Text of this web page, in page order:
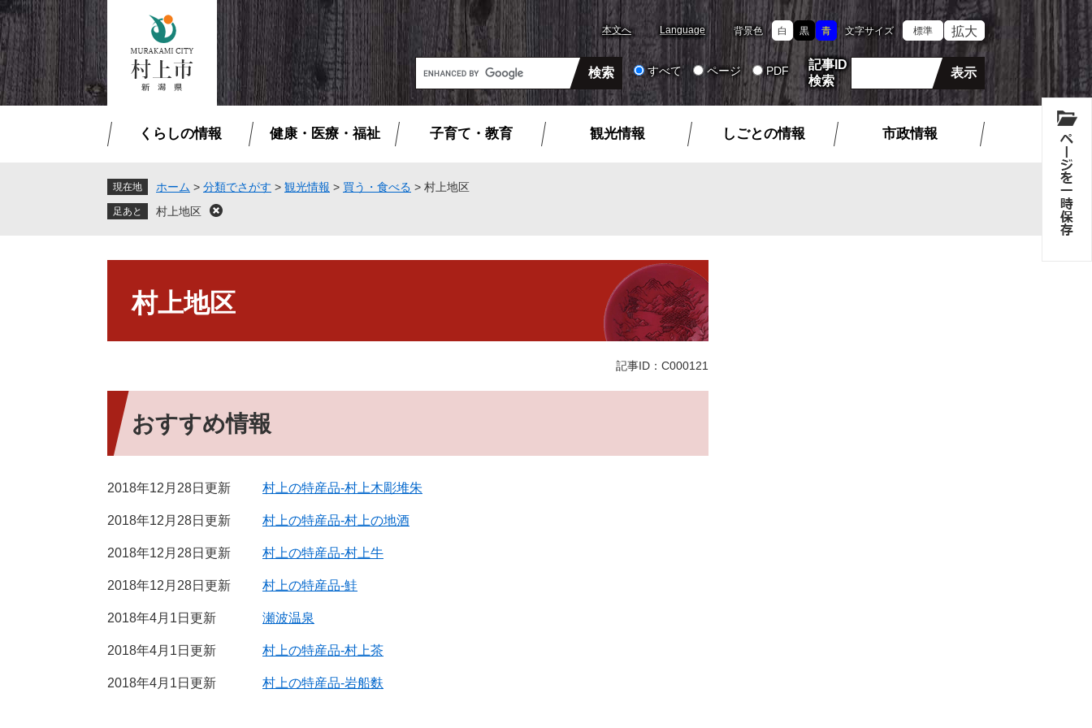
ペ
ー
ジ
の
先
頭
メ
ニ
ュ
ー
を
飛
本文へ Language 背景色 白 黒 青 文字サイズ 標準 拡大
G
o
o
カ
検
すべて ページ PDF
記事ID
検索
くらしの情報 健康・医療・福祉 子育て・教育 観光情報 しごとの情報 市政情報
現在地 ホーム > 分類でさがす > 観光情報 > 買う・食べる > 村上地区
村上地区
閉
村上地区
記事ID：C000121
おすすめ情報
2018年12月28日更新 村上の特産品-村上木彫堆朱
2018年12月28日更新 村上の特産品-村上の地酒
2018年12月28日更新 村上の特産品-村上牛
2018年12月28日更新 村上の特産品-鮭
2018年4月1日更新 瀬波温泉
2018年4月1日更新 村上の特産品-村上茶
2018年4月1日更新 村上の特産品-岩船麩